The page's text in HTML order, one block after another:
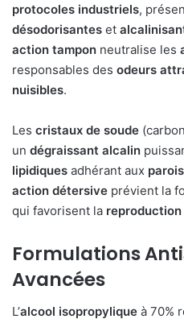
protocoles industriels,
désodorisantes et
action tampon neutralise les
responsables des odeurs
nuisibles.
Les cristaux de soude
un dégraissant alcalin
lipidiques adhérant aux
action détersive prévient la
qui favorisent la reproduction
Formulations
Avancées
L’alcool isopropylique à 70%